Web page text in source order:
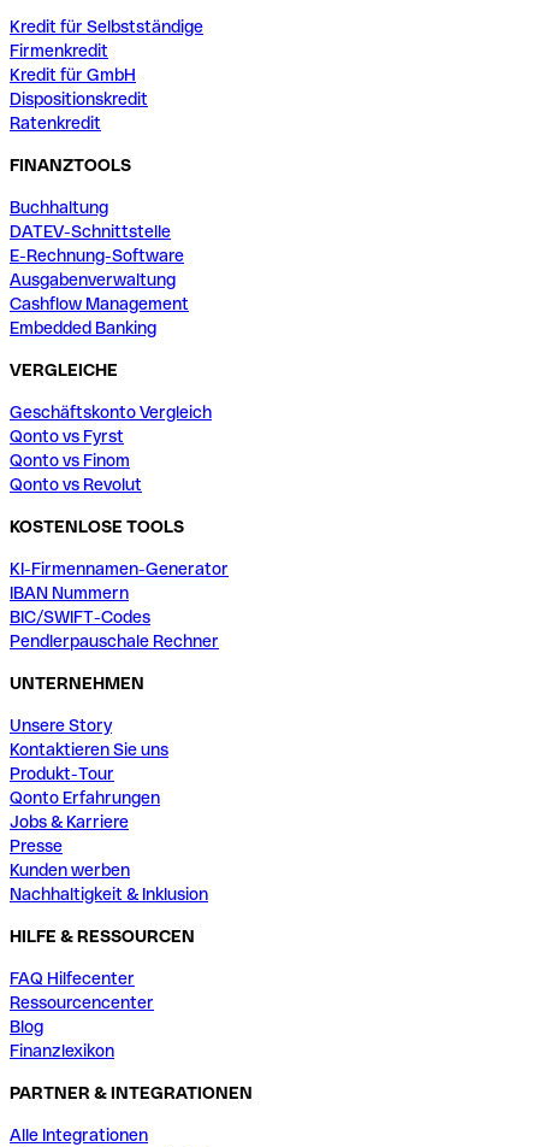
Kredit für Selbstständige
Firmenkredit
Kredit für GmbH
Dispositionskredit
Ratenkredit
FINANZTOOLS
Buchhaltung
DATEV-Schnittstelle
E-Rechnung-Software
Ausgabenverwaltung
Cashflow Management
Embedded Banking
VERGLEICHE
Geschäftskonto Vergleich
Qonto vs Fyrst
Qonto vs Finom
Qonto vs Revolut
KOSTENLOSE TOOLS
KI-Firmennamen-Generator
IBAN Nummern
BIC/SWIFT-Codes
Pendlerpauschale Rechner
UNTERNEHMEN
Unsere Story
Kontaktieren Sie uns
Produkt-Tour
Qonto Erfahrungen
Jobs & Karriere
Presse
Kunden werben
Nachhaltigkeit & Inklusion
HILFE & RESSOURCEN
FAQ Hilfecenter
Ressourcencenter
Blog
Finanzlexikon
PARTNER & INTEGRATIONEN
Alle Integrationen